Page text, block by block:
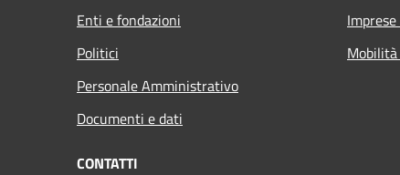
Enti e fondazioni
Politici
Personale Amministrativo
Documenti e dati
CONTATTI